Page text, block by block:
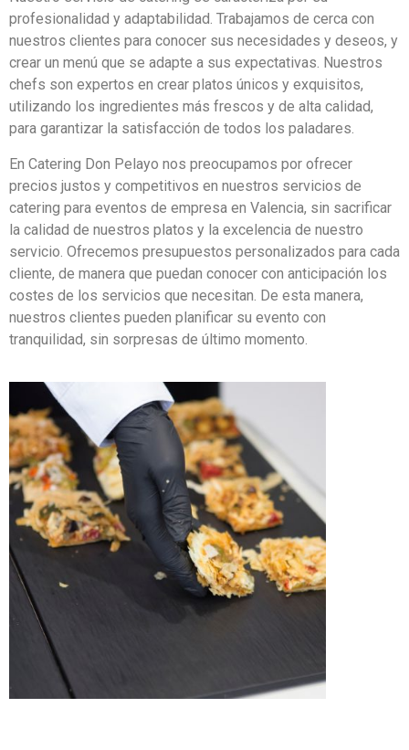
profesionalidad y adaptabilidad. Trabajamos de cerca con
nuestros clientes para conocer sus necesidades y deseos, y
crear un menú que se adapte a sus expectativas. Nuestros
chefs son expertos en crear platos únicos y exquisitos,
utilizando los ingredientes más frescos y de alta calidad,
para garantizar la satisfacción de todos los paladares.
En Catering Don Pelayo nos preocupamos por ofrecer
precios justos y competitivos en nuestros servicios de
catering para eventos de empresa en Valencia, sin sacrificar
la calidad de nuestros platos y la excelencia de nuestro
servicio. Ofrecemos presupuestos personalizados para cada
cliente, de manera que puedan conocer con anticipación los
costes de los servicios que necesitan. De esta manera,
nuestros clientes pueden planificar su evento con
tranquilidad, sin sorpresas de último momento.